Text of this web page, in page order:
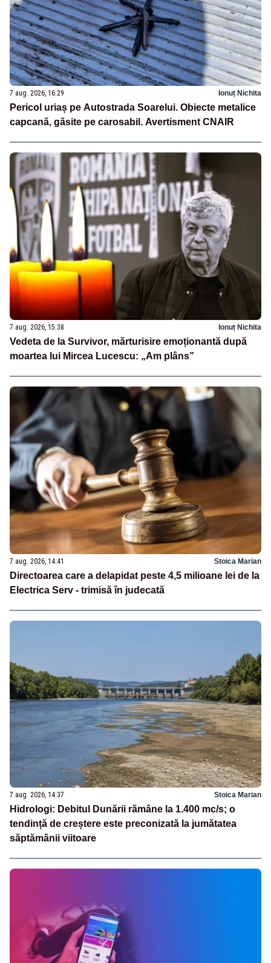
7 aug. 2026, 16:29 Ionuț Nichita
Pericol uriaș pe Autostrada Soarelui. Obiecte metalice
capcană, găsite pe carosabil. Avertisment CNAIR
7 aug. 2026, 15:38 Ionuț Nichita
Vedeta de la Survivor, mărturisire emoționantă după
moartea lui Mircea Lucescu: „Am plâns”
7 aug. 2026, 14:41 Stoica Marian
Directoarea care a delapidat peste 4,5 milioane lei de la
Electrica Serv - trimisă în judecată
7 aug. 2026, 14:37 Stoica Marian
Hidrologi: Debitul Dunării rămâne la 1.400 mc/s; o
tendință de creștere este preconizată la jumătatea
săptămânii viitoare